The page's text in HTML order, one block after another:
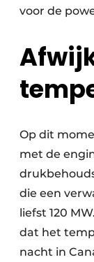
voor de
Op dit
met de
die een
liefst 120
dat het
nacht in